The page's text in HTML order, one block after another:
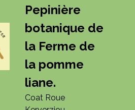
Pepinière
botanique de
la Ferme de
la pomme
liane.
Coat Roue